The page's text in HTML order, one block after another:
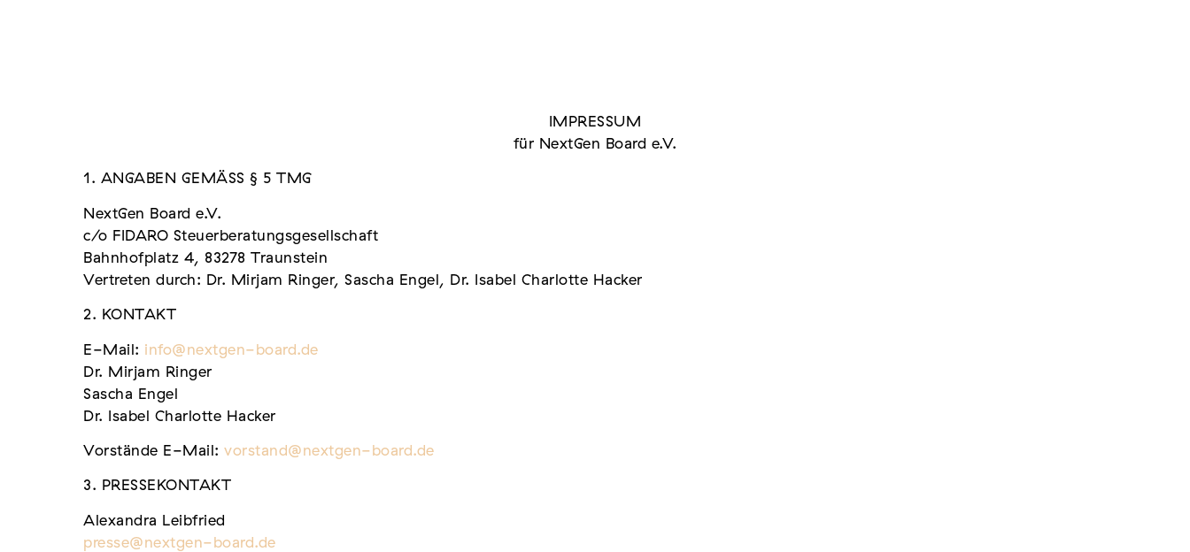
IMPRESSUM
für NextGen Board e.V.
1. ANGABEN GEMÄSS § 5 TMG
NextGen Board e.V.
c/o FIDARO Steuerberatungsgesellschaft
Bahnhofplatz 4, 83278 Traunstein
Vertreten durch: Dr. Mirjam Ringer, Sascha Engel, Dr. Isabel Charlotte Hacker
2. KONTAKT
E-Mail: info@nextgen-board.de
Dr. Mirjam Ringer
Sascha Engel
Dr. Isabel Charlotte Hacker
Vorstände E-Mail:vorstand@nextgen-board.de
3. PRESSEKONTAKT
Alexandra Leibfried
presse@nextgen-board.de